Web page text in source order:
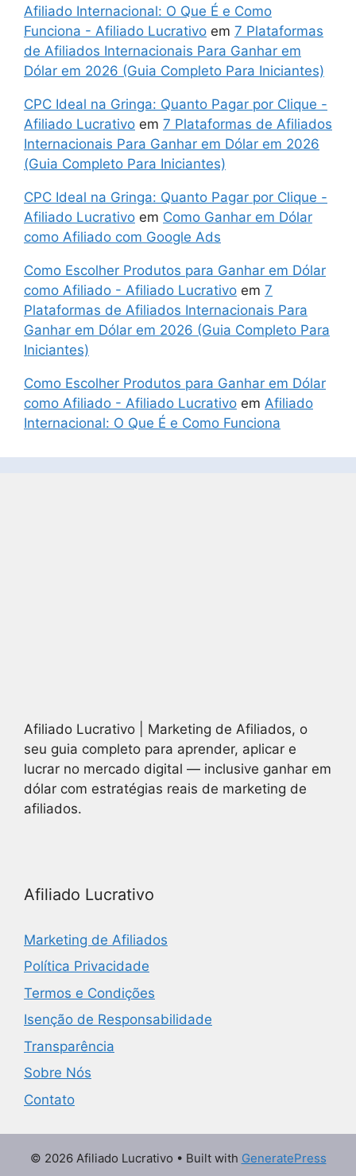
Afiliado Internacional: O Que É e Como
Funciona - Afiliado Lucrativo em 7 Plataformas
de Afiliados Internacionais Para Ganhar em
Dólar em 2026 (Guia Completo Para Iniciantes)
CPC Ideal na Gringa: Quanto Pagar por Clique -
Afiliado Lucrativo em 7 Plataformas de Afiliados
Internacionais Para Ganhar em Dólar em 2026
(Guia Completo Para Iniciantes)
CPC Ideal na Gringa: Quanto Pagar por Clique -
Afiliado Lucrativo em Como Ganhar em Dólar
como Afiliado com Google Ads
Como Escolher Produtos para Ganhar em Dólar
como Afiliado - Afiliado Lucrativo em 7
Plataformas de Afiliados Internacionais Para
Ganhar em Dólar em 2026 (Guia Completo Para
Iniciantes)
Como Escolher Produtos para Ganhar em Dólar
como Afiliado - Afiliado Lucrativo em Afiliado
Internacional: O Que É e Como Funciona
Afiliado Lucrativo | Marketing de Afiliados, o
seu guia completo para aprender, aplicar e
lucrar no mercado digital — inclusive ganhar em
dólar com estratégias reais de marketing de
afiliados.
Afiliado Lucrativo
Marketing de Afiliados
Política Privacidade
Termos e Condições
Isenção de Responsabilidade
Transparência
Sobre Nós
Contato
© 2026 Afiliado Lucrativo • Built with GeneratePress